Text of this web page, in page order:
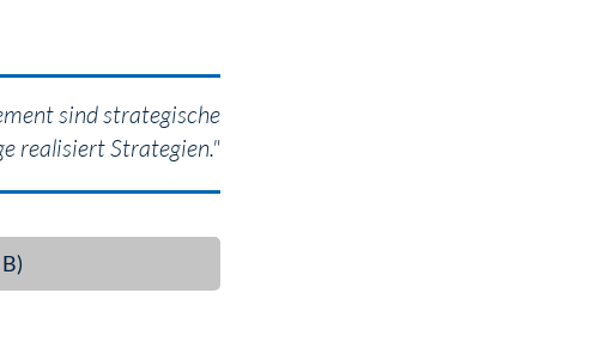
sind strategische
realisiert Strategien."